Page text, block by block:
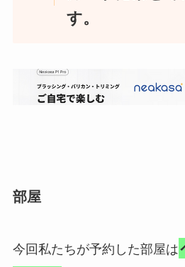
す。
部屋
今回私たちが予約した部屋は